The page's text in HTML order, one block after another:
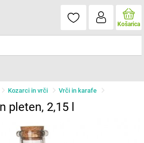
Košarica
Kozarci in vrči Vrči in karafe
pleten, 2,15 l